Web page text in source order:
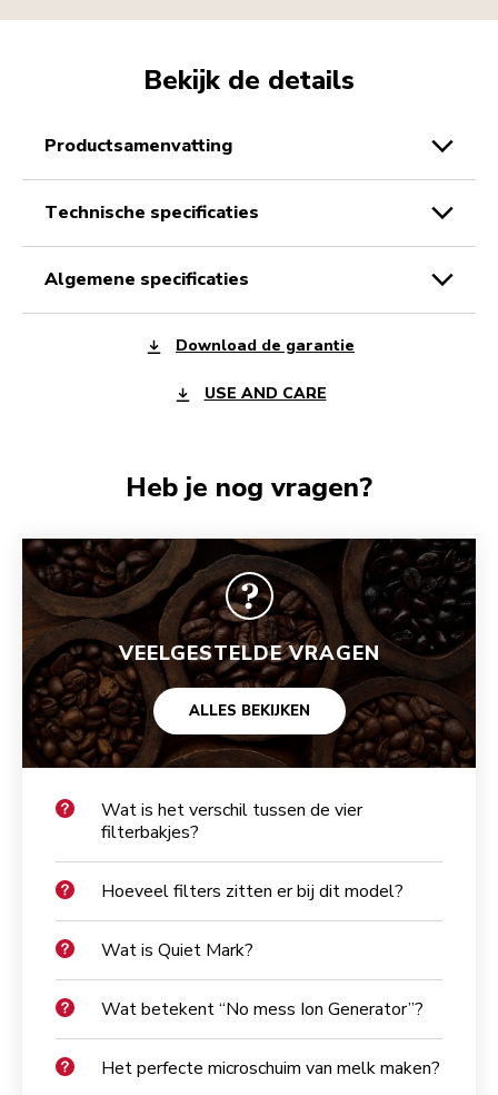
Bekijk de details
productsamenvatting
technische specificaties
algemene specificaties
Download de garantie
USE AND CARE
Heb je nog vragen?
VEELGESTELDE VRAGEN
ALLES BEKIJKEN
Wat is het verschil tussen de vier
filterbakjes?
Hoeveel filters zitten er bij dit model?
Wat is Quiet Mark?
Wat betekent “No mess Ion Generator”?
Het perfecte microschuim van melk maken?